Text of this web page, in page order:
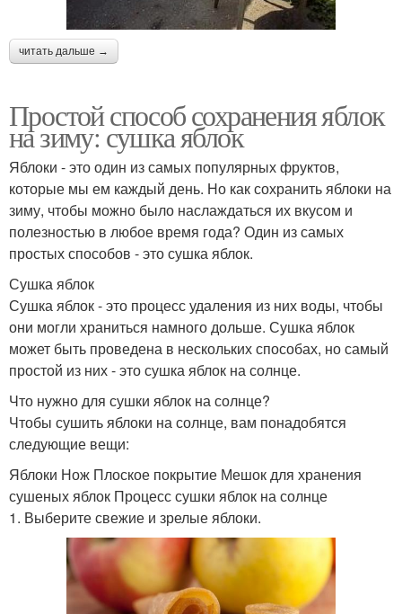
читать дальше →
Простой способ сохранения яблок
на зиму: сушка яблок
Яблоки - это один из самых популярных фруктов,
которые мы ем каждый день. Но как сохранить яблоки на
зиму, чтобы можно было наслаждаться их вкусом и
полезностью в любое время года? Один из самых
простых способов - это сушка яблок.
Сушка яблок
Сушка яблок - это процесс удаления из них воды, чтобы
они могли храниться намного дольше. Сушка яблок
может быть проведена в нескольких способах, но самый
простой из них - это сушка яблок на солнце.
Что нужно для сушки яблок на солнце?
Чтобы сушить яблоки на солнце, вам понадобятся
следующие вещи:
Яблоки Нож Плоское покрытие Мешок для хранения
сушеных яблок Процесс сушки яблок на солнце
1. Выберите свежие и зрелые яблоки.